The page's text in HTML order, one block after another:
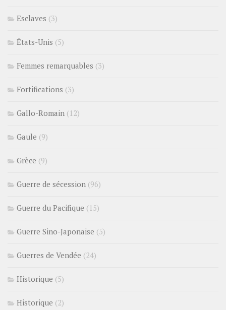
Esclaves (3)
États-Unis (5)
Femmes remarquables (3)
Fortifications (3)
Gallo-Romain (12)
Gaule (9)
Grèce (9)
Guerre de sécession (96)
Guerre du Pacifique (15)
Guerre Sino-Japonaise (5)
Guerres de Vendée (24)
Historique (5)
Historique (2)